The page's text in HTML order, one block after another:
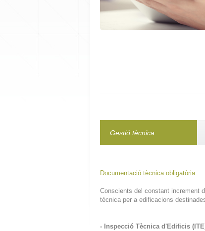
Gestió tècnica
Documentació tècnica obligatòria.
Conscients del constant increment
tècnica per a edificacions
- Inspecció Tècnica d'Edificis